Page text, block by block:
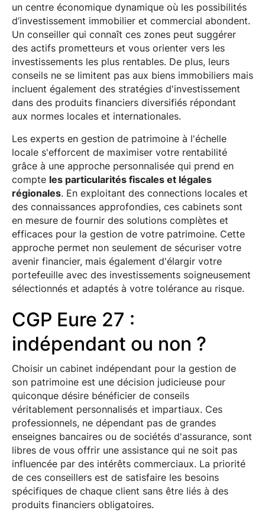
un centre économique dynamique où les possibilités
d’investissement immobilier et commercial abondent.
Un conseiller qui connaît ces zones peut suggérer
des actifs prometteurs et vous orienter vers les
investissements les plus rentables. De plus, leurs
conseils ne se limitent pas aux biens immobiliers mais
incluent également des stratégies d'investissement
dans des produits financiers diversifiés répondant
aux normes locales et internationales.
Les experts en gestion de patrimoine à l'échelle
locale s'efforcent de maximiser votre rentabilité
grâce à une approche personnalisée qui prend en
compte les particularités fiscales et légales
régionales. En exploitant des connections locales et
des connaissances approfondies, ces cabinets sont
en mesure de fournir des solutions complètes et
efficaces pour la gestion de votre patrimoine. Cette
approche permet non seulement de sécuriser votre
avenir financier, mais également d'élargir votre
portefeuille avec des investissements soigneusement
sélectionnés et adaptés à votre tolérance au risque.
CGP Eure 27 :
indépendant ou non ?
Choisir un cabinet indépendant pour la gestion de
son patrimoine est une décision judicieuse pour
quiconque désire bénéficier de conseils
véritablement personnalisés et impartiaux. Ces
professionnels, ne dépendant pas de grandes
enseignes bancaires ou de sociétés d'assurance, sont
libres de vous offrir une assistance qui ne soit pas
influencée par des intérêts commerciaux. La priorité
de ces conseillers est de satisfaire les besoins
spécifiques de chaque client sans être liés à des
produits financiers obligatoires.